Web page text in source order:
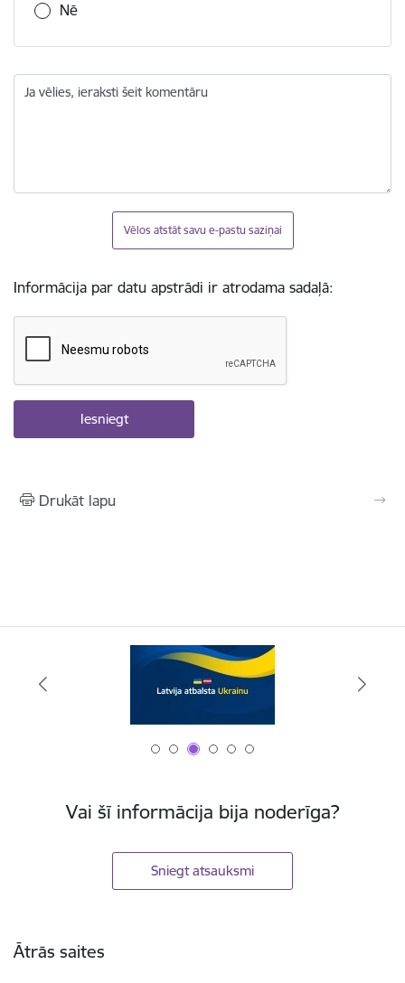
Nē
Ja vēlies, ieraksti šeit komentāru
Vēlos atstāt savu e-pastu saziņai
Informācija par datu apstrādi ir atrodama sadaļā:
Drukāt lapu
Vai šī informācija bija noderīga?
Sniegt atsauksmi
Ātrās saites